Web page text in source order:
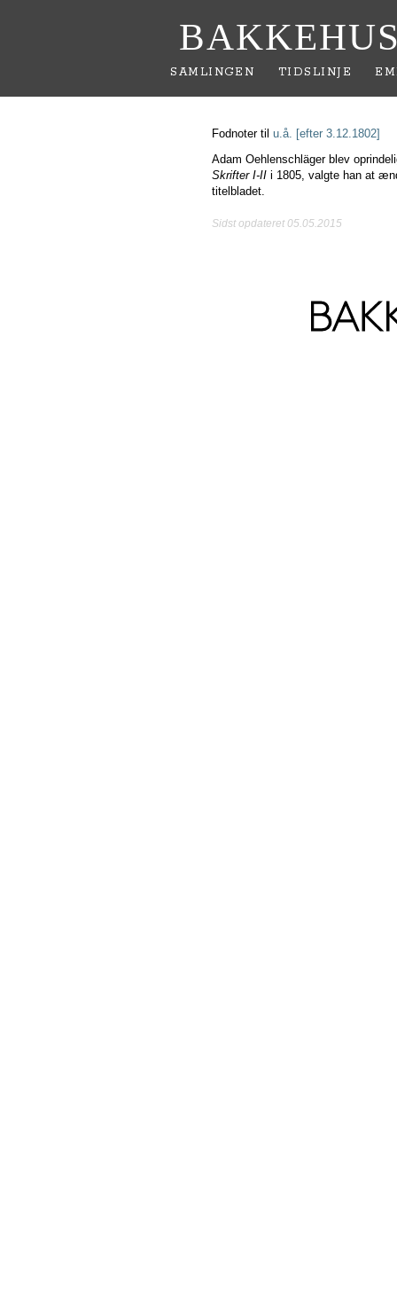
SAMLINGEN TIDSLINJE
Fodnoter til u.å. [efter 3.12.1802]
Adam Oehlenschläger blev
Skrifter I-II i 1805, valgte han at
titelbladet.
Sidst opdateret 05.05.2015